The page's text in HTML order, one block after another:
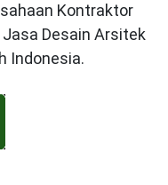
Kontraktor
Jasa Desain Arsitek
Indonesia.